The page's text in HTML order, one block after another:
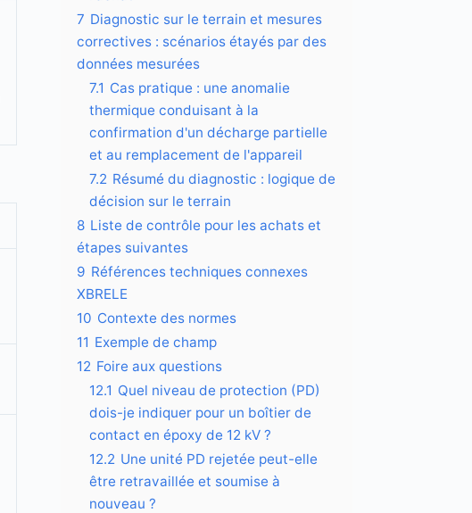
7 Diagnostic sur le terrain et mesures
correctives : scénarios étayés par des
données mesurées
7.1 Cas pratique : une anomalie
thermique conduisant à la
confirmation d'un décharge partielle
et au remplacement de l'appareil
7.2 Résumé du diagnostic : logique de
décision sur le terrain
8 Liste de contrôle pour les achats et
étapes suivantes
9 Références techniques connexes
XBRELE
10 Contexte des normes
11 Exemple de champ
12 Foire aux questions
12.1 Quel niveau de protection (PD)
dois-je indiquer pour un boîtier de
contact en époxy de 12 kV ?
12.2 Une unité PD rejetée peut-elle
être retravaillée et soumise à
nouveau ?